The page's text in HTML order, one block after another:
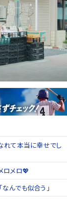
れて本当に幸せでし
ロメロ💖
んでも似合う」